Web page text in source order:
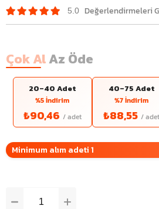
5.0
Çok AlAz Öde
20–40 Adet
%5 İndirim
₺90,46
40–75 Adet
%7 İndirim
₺88,55
Minimum alım adeti 1